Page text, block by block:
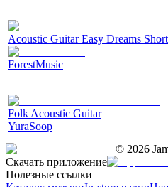
Acoustic Guitar Easy Dreams
ForestMusic
Folk Acoustic Guitar
YuraSoop
© 2026
Скачать приложение
Полезные ссылки